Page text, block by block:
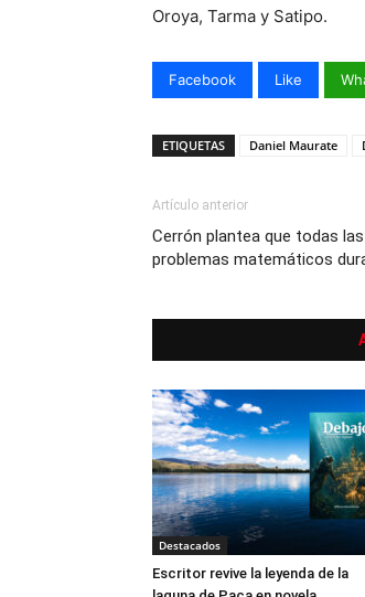
Oroya, Tarma y Satipo.
Facebook Like
ETIQUETAS Daniel Maurate
Artículo anterior
Cerrón plantea que todas
problemas matemáticos
Destacados
Escritor revive la leyenda de la